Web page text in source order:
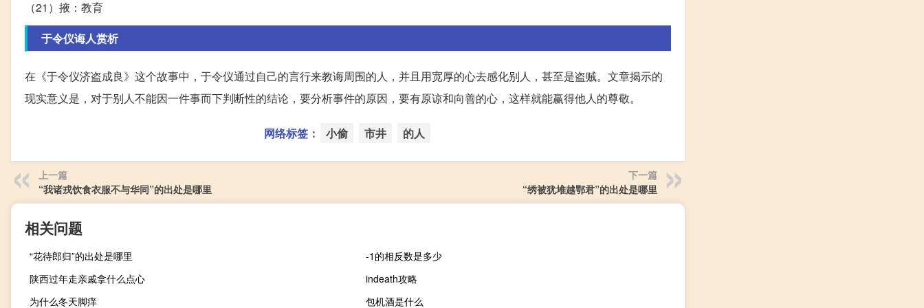
（21）掖：教育
于令仪诲人赏析
在《于令仪济盗成良》这个故事中，于令仪通过自己的言行来教诲周围的人，并且用宽厚的心去感化别人，甚至是盗贼。文章揭示的
现实意义是，对于别人不能因一件事而下判断性的结论，要分析事件的原因，要有原谅和向善的心，这样就能赢得他人的尊敬。
网络标签： 小偷 市井 的人
上一篇
“我诸戎饮食衣服不与华同”的出处是哪里
下一篇
“绣被犹堆越鄂君”的出处是哪里
相关问题
“花待郎归”的出处是哪里
-1的相反数是多少
陕西过年走亲戚拿什么点心
indeath攻略
为什么冬天脚痒
包机酒是什么